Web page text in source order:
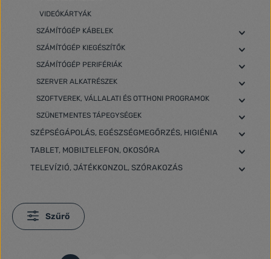
VIDEÓKÁRTYÁK
SZÁMÍTÓGÉP KÁBELEK
SZÁMÍTÓGÉP KIEGÉSZÍTŐK
SZÁMÍTÓGÉP PERIFÉRIÁK
SZERVER ALKATRÉSZEK
SZOFTVEREK, VÁLLALATI ÉS OTTHONI PROGRAMOK
SZÜNETMENTES TÁPEGYSÉGEK
SZÉPSÉGÁPOLÁS, EGÉSZSÉGMEGŐRZÉS, HIGIÉNIA
TABLET, MOBILTELEFON, OKOSÓRA
TELEVÍZIÓ, JÁTÉKKONZOL, SZÓRAKOZÁS
Szűrő